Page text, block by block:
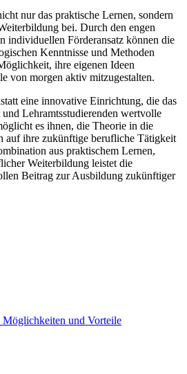
nur das praktische Lernen, sondern
bei. Durch den engen
individuellen Förderansatz können die
Kenntnisse und Methoden
ihre eigenen Ideen
von morgen aktiv mitzugestalten.
eine innovative Einrichtung, die das
Lehramtsstudierenden wertvolle
es ihnen, die Theorie in die
auf ihre zukünftige berufliche Tätigkeit
aus praktischem Lernen,
Weiterbildung leistet die
Beitrag zur Ausbildung zukünftiger
Möglichkeiten und Vorteile